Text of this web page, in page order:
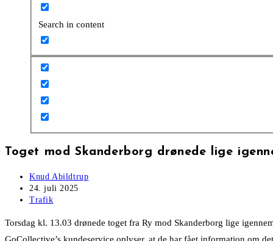
Search in content
Toget mod Skanderborg drønede lige
Post
author:
Knud Abildtrup
Post
published:
24. juli 2025
Post
Trafik
Torsdag kl. 13.03 drønede toget fra Ry mod Skanderborg lige
GoCollective’s kundeservice oplyser, at de har fået information om